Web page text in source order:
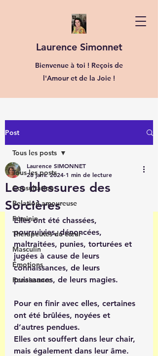
Laurence Simonnet
Bienvenue à toi ! Reçois de
l'Amour et de la Joie !
Post
Tous les posts
Consultation
Relation amoureuse
Féminin
Thérapeutes du cœur
Masculin
Émotions
Renaissance
Tous les posts
Les blessures des
Sorcières
Laurence SIMONNET
28 janv. 2024 1 min de lecture
Elles ont été chassées,
poursuivies, dénoncées,
maltraitées, punies, torturées et
jugées à cause de leurs
connaissances, de leurs
puissances, de leurs magies.
Pour en finir avec elles, certaines
ont été brûlées, noyées et
d’autres pendues.
Elles ont souffert dans leur chair,
mais également dans leur âme.